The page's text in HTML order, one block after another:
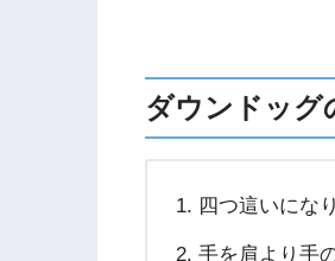
ダウンドッグ
四つ這いにな
手を肩より手